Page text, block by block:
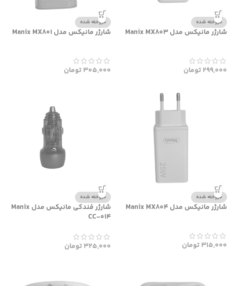
فروخته شده
شارژر مانیکس مدل Manix MX803
299,000تومان
فروخته شده
شارژر مانیکس مدل Manix MX801
305,000تومان
فروخته شده
شارژر مانیکس مدل Manix MX804
315,000تومان
فروخته شده
شارژر فندکی مانیکس مدل Manix
CC-014
325,000تومان